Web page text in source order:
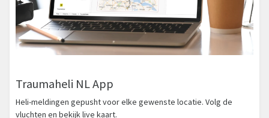
Traumaheli NL App
Heli-meldingen gepusht voor elke gewenste locatie. Volg de
vluchten en bekijk live kaart.